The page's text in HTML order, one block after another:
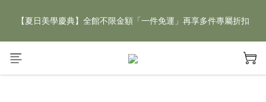
【夏日美學慶典】全館不限金額「一件免運」再享多件專屬折扣
新手好禮 🎁 加 LINE 好友，現領 新朋友專屬見面禮 優惠券！👉